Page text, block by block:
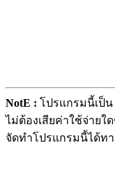
NotE : โปรแกรมนี้เป็น
ไม่ต้องเสียค่าใช้จ่าย
จัดทำโปรแกรมนี้ได้ทา